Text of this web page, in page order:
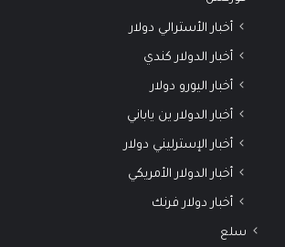
أخبار الأسترالي دولار
أخبار الدولار كندي
أخبار اليورو دولار
أخبار الدولار ين ياباني
أخبار الإسترليني دولار
أخبار الدولار الأمريكي
أخبار دولار فرنك
سلع